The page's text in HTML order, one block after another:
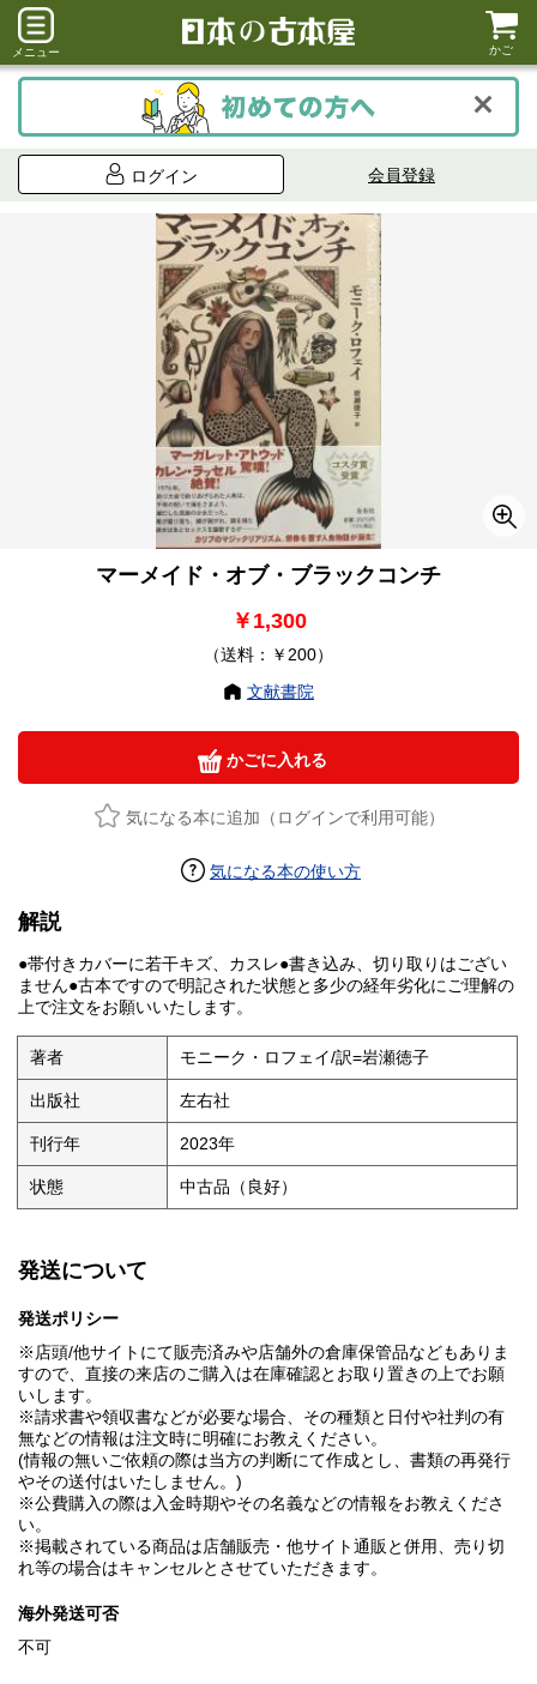
メニュー かご
ログイン 会員登録
マーメイド・オブ・ブラックコンチ
￥1,300
（送料：￥200）
文献書院
かごに入れる
気になる本に追加（ログインで利用可能）
気になる本の使い方
解説
●帯付きカバーに若干キズ、カスレ●書き込み、切り取りはござい
ません●古本ですので明記された状態と多少の経年劣化にご理解の
上で注文をお願いいたします。
著者 モニーク・ロフェイ/訳=岩瀬徳子
出版社 左右社
刊行年 2023年
状態 中古品（良好）
発送について
発送ポリシー
※店頭/他サイトにて販売済みや店舗外の倉庫保管品などもありま
すので、直接の来店のご購入は在庫確認とお取り置きの上でお願
いします。
※請求書や領収書などが必要な場合、その種類と日付や社判の有
無などの情報は注文時に明確にお教えください。
(情報の無いご依頼の際は当方の判断にて作成とし、書類の再発行
やその送付はいたしません。)
※公費購入の際は入金時期やその名義などの情報をお教えくださ
い。
※掲載されている商品は店舗販売・他サイト通販と併用、売り切
れ等の場合はキャンセルとさせていただきます。
海外発送可否
不可